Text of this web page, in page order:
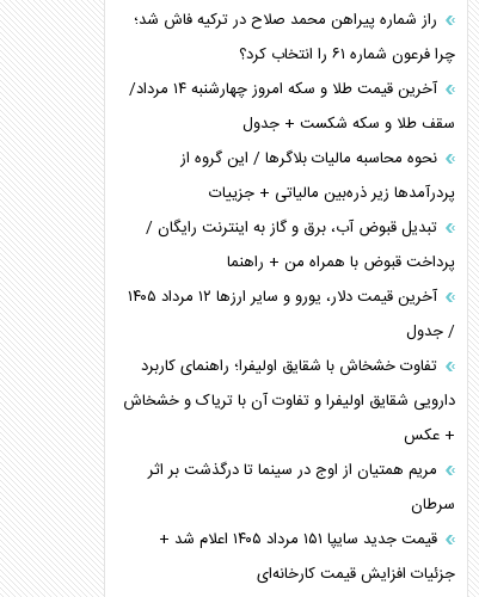
راز شماره پیراهن محمد صلاح در ترکیه فاش شد؛
چرا فرعون شماره ۶۱ را انتخاب کرد؟
آخرین قیمت طلا و سکه امروز چهارشنبه ۱۴ مرداد/
سقف طلا و سکه شکست + جدول
نحوه محاسبه مالیات بلاگر‌ها / این گروه از
پردرآمد‌ها زیر ذره‌بین مالیاتی + جزییات
تبدیل قبوض آب، برق و گاز به اینترنت رایگان /
پرداخت قبوض با همراه من + راهنما
آخرین قیمت دلار، یورو و سایر ارز‌ها ۱۲ مرداد ۱۴۰۵
/ جدول
تفاوت خشخاش با شقایق اولیفرا؛ راهنمای کاربرد
دارویی شقایق اولیفرا و تفاوت آن با تریاک و خشخاش
+ عکس
مریم همتیان از اوج در سینما تا درگذشت بر اثر
سرطان
قیمت جدید سایپا ۱۵۱ مرداد ۱۴۰۵ اعلام شد +
جزئیات افزایش قیمت کارخانه‌ای